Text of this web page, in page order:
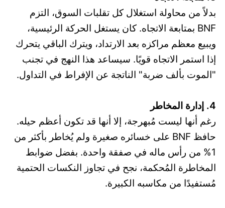
بدلاً من محاولة استغلال كل تقلبات السوق، التزم
BNF بمتابعة الاتجاه. كان يستغل الحركة الرئيسية،
ويبيع معظم مراكزه بعد الارتداد، ويترك الباقي يتحرك
إذا استمر الاتجاه قويًا. سيساعد هذا النهج في تجنب
"الموت بألف ضربة" الناتجة عن الإفراط في التداول.
4. إدارة المخاطر
رغم أنها ليست مُبهرجة، إلا أنها قد تكون أعظم حيله.
حافظ BNF على خسائره صغيرة ولم يُخاطر بأكثر من
1% من رأس ماله في صفقة واحدة. بفضل ضوابط
المخاطرة المُحكمة، نجح في تجاوز النكسات الحتمية
مُستفيدًا من مكاسبه الكبيرة.